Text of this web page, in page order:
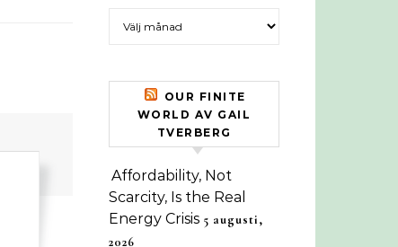
OUR FINITE
WORLD AV GAIL
TVERBERG
Affordability, Not
Scarcity, Is the Real
Energy Crisis 5 augusti,
2026